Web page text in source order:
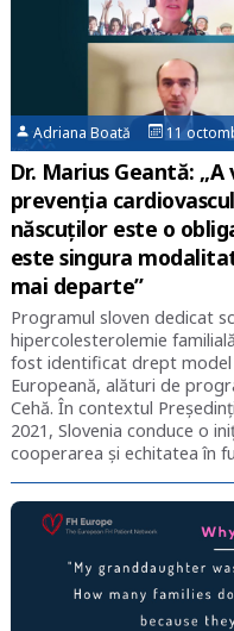
Adriana Boată 11
Dr. Marius Geantă:
prevenția
născuților este o
este singura
mai departe”
Programul sloven dedicat
hipercolesterolemie
fost identificat drept model
Europeană, alături de
Cehă. În contextul
2021, Slovenia conduce o
cooperarea și echitatea în